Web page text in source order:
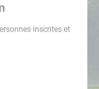
inscrites et